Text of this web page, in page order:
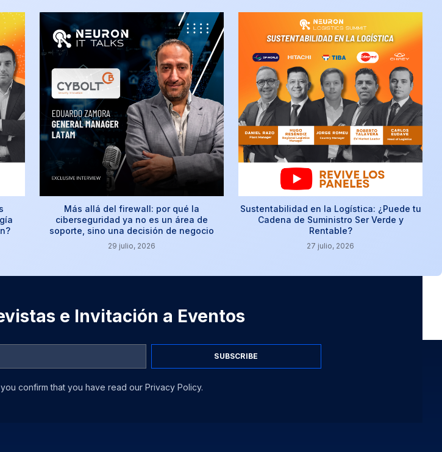
Más allá del firewall: por qué la
ciberseguridad ya no es un área de
soporte, sino una decisión de negocio
29 julio, 2026
Sustentabilidad en la Logística: ¿Puede tu
Cadena de Suministro Ser Verde y
Rentable?
27 julio, 2026
e Invitación a Eventos
SUBSCRIBE
confirm that you have read our Privacy Policy.